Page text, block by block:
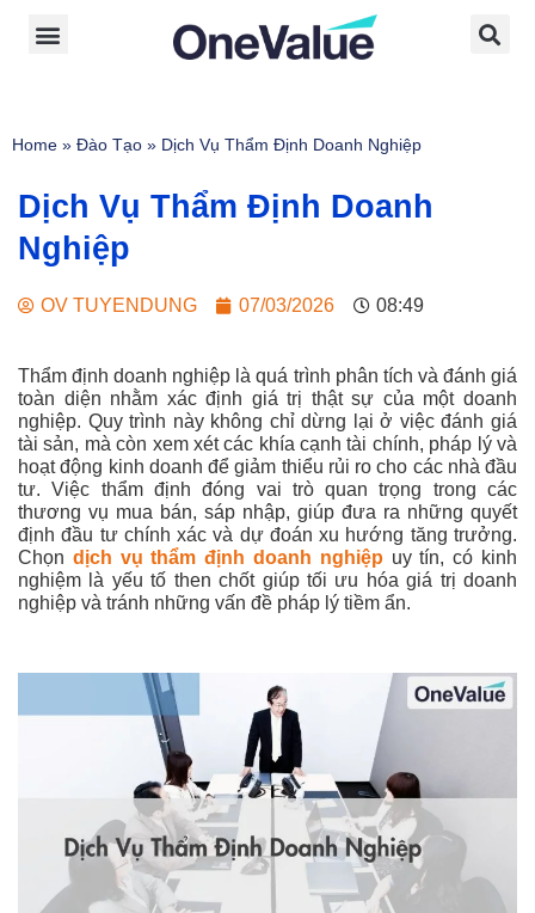
Home » Đào Tạo » Dịch Vụ Thẩm Định Doanh Nghiệp
Dịch Vụ Thẩm Định Doanh
Nghiệp
OV TUYENDUNG 07/03/2026 08:49
Thẩm định doanh nghiệp là quá trình phân tích và đánh giá
toàn diện nhằm xác định giá trị thật sự của một doanh
nghiệp. Quy trình này không chỉ dừng lại ở việc đánh giá
tài sản, mà còn xem xét các khía cạnh tài chính, pháp lý và
hoạt động kinh doanh để giảm thiểu rủi ro cho các nhà đầu
tư. Việc thẩm định đóng vai trò quan trọng trong các
thương vụ mua bán, sáp nhập, giúp đưa ra những quyết
định đầu tư chính xác và dự đoán xu hướng tăng trưởng.
Chọn dịch vụ thẩm định doanh nghiệp uy tín, có kinh
nghiệm là yếu tố then chốt giúp tối ưu hóa giá trị doanh
nghiệp và tránh những vấn đề pháp lý tiềm ẩn.